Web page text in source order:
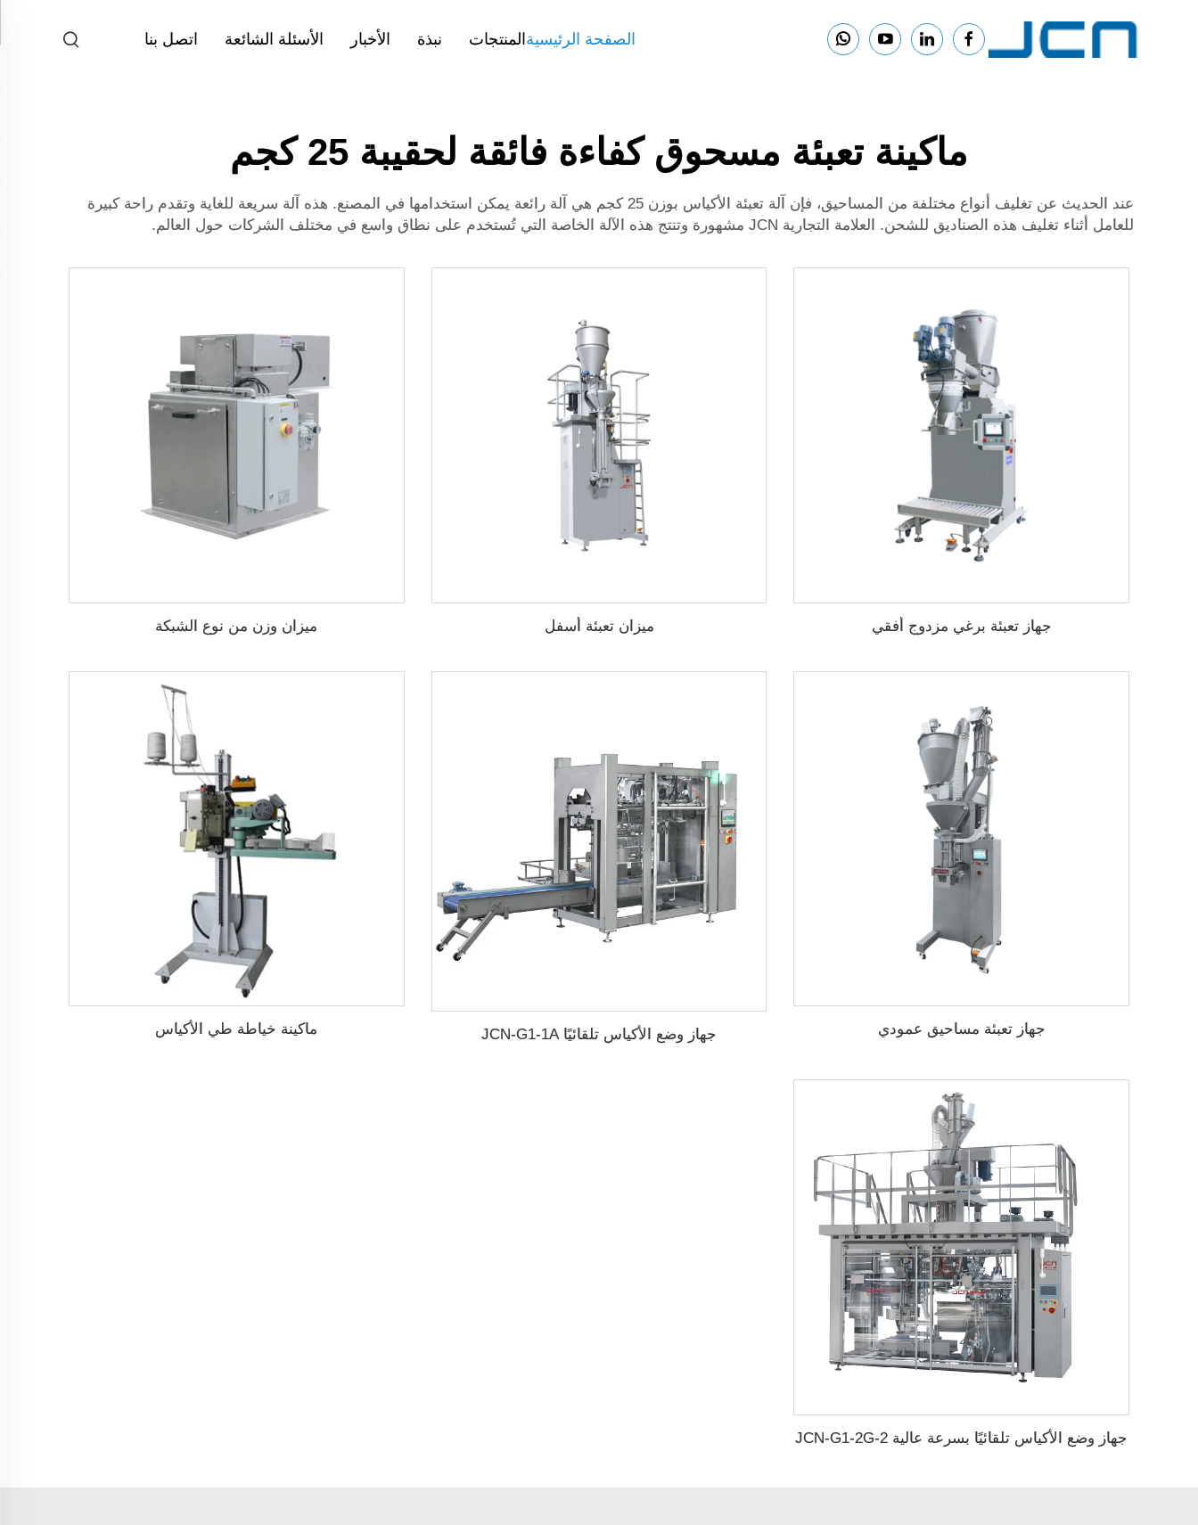
الصفحة الرئيسية المنتجات نبذة الأخبار الأسئلة الشائعة اتصل بنا
ماكينة تعبئة مسحوق كفاءة فائقة لحقيبة 25 كجم
عند الحديث عن تغليف أنواع مختلفة من المساحيق، فإن آلة تعبئة الأكياس بوزن 25 كجم هي آلة رائعة يمكن استخدامها في المصنع. هذه آلة سريعة للغاية وتقدم راحة كبيرة
للعامل أثناء تغليف هذه الصناديق للشحن. العلامة التجارية JCN مشهورة وتنتج هذه الآلة الخاصة التي تُستخدم على نطاق واسع في مختلف الشركات حول العالم.
جهاز تعبئة برغي مزدوج أفقي ميزان تعبئة أسفل ميزان وزن من نوع الشبكة
جهاز تعبئة مساحيق عمودي جهاز وضع الأكياس تلقائيًا JCN-G1-1A ماكينة خياطة طي الأكياس
جهاز وضع الأكياس تلقائيًا بسرعة عالية JCN-G1-2G-2